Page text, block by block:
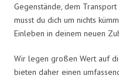
Gegenstände, dem
musst du dich um nichts
Einleben in deinem neuen
Wir legen großen Wert auf
bieten daher einen